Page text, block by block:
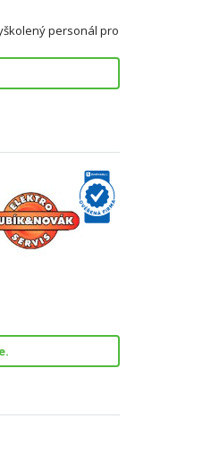
personál pro